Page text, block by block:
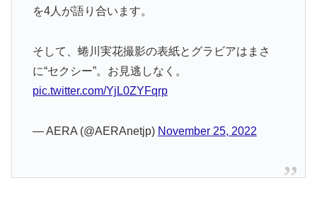
を4人が語り合います。
そして、蜷川実花撮影の表紙とグラビアはまさ
に“セクシー”。お見逃しなく。
pic.twitter.com/YjL0ZYFqrp
— AERA (@AERAnetjp) November 25, 2022